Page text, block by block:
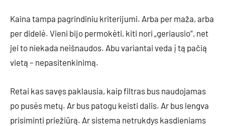
Kaina tampa pagrindiniu kriterijumi. Arba per maža, arba
per didelė. Vieni bijo permokėti, kiti nori „geriausio“, net
jei to niekada neišnaudos. Abu variantai veda į tą pačią
vietą – nepasitenkinimą.
Retai kas savęs paklausia, kaip filtras bus naudojamas
po pusės metų. Ar bus patogu keisti dalis. Ar bus lengva
prisiminti priežiūrą. Ar sistema netrukdys kasdieniams